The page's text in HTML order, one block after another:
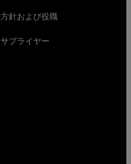
方針および役職
サプライヤー